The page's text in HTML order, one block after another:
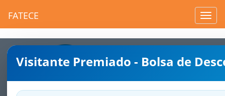
FATECE
Visitante Premiado - Bolsa de